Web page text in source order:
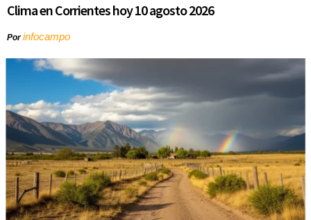
Clima en Corrientes hoy 10 agosto 2026
Porinfocampo